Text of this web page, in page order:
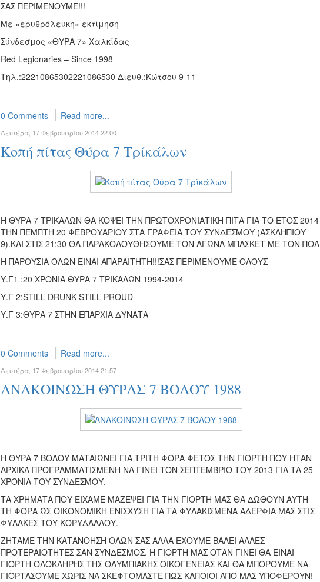
ΣΑΣ ΠΕΡΙΜΕΝΟΥΜΕ!!!
Με «ερυθρόλευκη» εκτίμηση
Σύνδεσμος «ΘΥΡΑ 7» Χαλκίδας
Red Legionaries – Since 1998
Τηλ.:22210865302221086530 Διευθ.:Κώτσου 9-11
0 Comments Read more...
Δευτέρα, 17 Φεβρουαρίου 2014 22:00
Κοπή πίτας Θύρα 7 Τρίκάλων
Η ΘΥΡΑ 7 ΤΡΙΚΑΛΩΝ ΘΑ ΚΟΨΕΙ ΤΗΝ ΠΡΩΤΟΧΡΟΝΙΑΤΙΚΗ ΠΙΤΑ ΓΙΑ ΤΟ ΕΤΟΣ 2014
ΤΗΝ ΠΕΜΠΤΗ 20 ΦΕΒΡΟΥΑΡΙΟΥ ΣΤΑ ΓΡΑΦΕΙΑ ΤΟΥ ΣΥΝΔΕΣΜΟΥ (ΑΣΚΛΗΠΙΟΥ
9).ΚΑΙ ΣΤΙΣ 21:30 ΘΑ ΠΑΡΑΚΟΛΟΥΘΗΣΟΥΜΕ ΤΟΝ ΑΓΩΝΑ ΜΠΑΣΚΕΤ ΜΕ ΤΟΝ ΠΟΑ
Η ΠΑΡΟΥΣΙΑ ΟΛΩΝ ΕΙΝΑΙ ΑΠΑΡΑΙΤΗΤΗ!!!ΣΑΣ ΠΕΡΙΜΕΝΟΥΜΕ ΟΛΟΥΣ
Υ.Γ1 :20 ΧΡΟΝΙΑ ΘΥΡΑ 7 ΤΡΙΚΑΛΩΝ 1994-2014
Υ.Γ 2:STILL DRUNK STILL PROUD
Υ.Γ 3:ΘΥΡΑ 7 ΣΤΗΝ ΕΠΑΡΧΙΑ ΔΥΝΑΤΑ
0 Comments Read more...
Δευτέρα, 17 Φεβρουαρίου 2014 21:57
ΑΝΑΚΟΙΝΩΣΗ ΘΥΡΑΣ 7 ΒΟΛΟΥ 1988
Η ΘΥΡΑ 7 ΒΟΛΟY ΜΑΤΑΙΩΝΕΙ ΓΙΑ ΤΡΙΤΗ ΦΟΡΑ ΦΕΤΟΣ ΤΗΝ ΓΙΟΡΤΗ ΠΟΥ ΗΤΑΝ
ΑΡΧΙΚΑ ΠΡΟΓΡΑΜΜΑΤΙΣΜΕΝΗ ΝΑ ΓΙΝΕΙ ΤΟΝ ΣΕΠΤΕΜΒΡΙΟ ΤΟΥ 2013 ΓΙΑ ΤΑ 25
ΧΡΟΝΙΑ ΤΟΥ ΣΥΝΔΕΣΜΟΥ.
ΤΑ ΧΡΗΜΑΤΑ ΠΟΥ ΕΙΧΑΜΕ ΜΑΖΕΨΕΙ ΓΙΑ ΤΗΝ ΓΙΟΡΤΗ ΜΑΣ ΘΑ ΔΩΘΟΥΝ ΑΥΤΗ
ΤΗ ΦΟΡΑ ΩΣ ΟΙΚΟΝΟΜΙΚΗ ΕΝΙΣΧΥΣΗ ΓΙΑ ΤΑ ΦΥΛΑΚΙΣΜΕΝΑ ΑΔΕΡΦΙΑ ΜΑΣ ΣΤΙΣ
ΦΥΛΑΚΕΣ ΤΟΥ ΚΟΡΥΔΑΛΛΟΥ.
ΖΗΤΑΜΕ ΤΗΝ ΚΑΤΑΝΟΗΣΗ ΟΛΩΝ ΣΑΣ ΑΛΛΑ ΕΧΟΥΜΕ ΒΑΛΕΙ ΑΛΛΕΣ
ΠΡΟΤΕΡΑΙΟΤΗΤΕΣ ΣΑΝ ΣΥΝΔΕΣΜΟΣ. Η ΓΙΟΡΤΗ ΜΑΣ ΟΤΑΝ ΓΙΝΕΙ ΘΑ ΕΙΝΑΙ
ΓΙΟΡΤΗ ΟΛΟΚΛΗΡΗΣ ΤΗΣ ΟΛΥΜΠΙΑΚΗΣ ΟΙΚΟΓΕΝΕΙΑΣ ΚΑΙ ΘΑ ΜΠΟΡΟΥΜΕ ΝΑ
ΓΙΟΡΤΑΣΟΥΜΕ ΧΩΡΙΣ ΝΑ ΣΚΕΦΤΟΜΑΣΤΕ ΠΩΣ ΚΑΠΟΙΟΙ ΑΠΟ ΜΑΣ ΥΠΟΦΕΡΟΥΝ!